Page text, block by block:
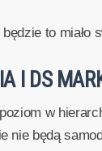
to miało
I DS
w
nie będą